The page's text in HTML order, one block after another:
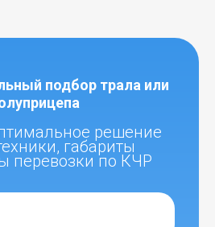
подбор трала или
решение
габариты
перевозки по КЧР